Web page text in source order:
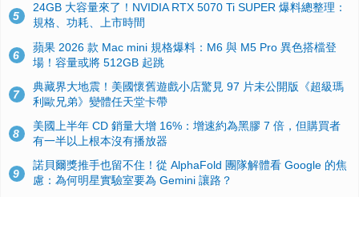
5
24GB 大容量來了！NVIDIA RTX 5070 Ti SUPER 爆料總整理：
規格、功耗、上市時間
6
蘋果 2026 款 Mac mini 規格爆料：M6 與 M5 Pro 異色搭檔登
場！容量或將 512GB 起跳
7
典藏界大地震！美國懷舊遊戲小店驚見 97 片未公開版《超級瑪
利歐兄弟》變體任天堂卡帶
8
美國上半年 CD 銷量大增 16%：增速約為黑膠 7 倍，但購買者
有一半以上根本沒有播放器
9
諾貝爾獎推手也留不住！從 AlphaFold 團隊解體看 Google 的焦
慮：為何明星實驗室要為 Gemini 讓路？